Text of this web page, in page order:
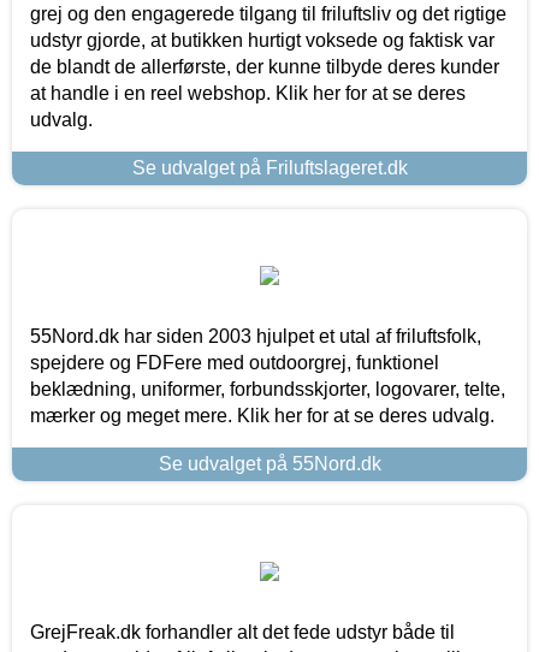
grej og den engagerede tilgang til friluftsliv og det rigtige
udstyr gjorde, at butikken hurtigt voksede og faktisk var
de blandt de allerførste, der kunne tilbyde deres kunder
at handle i en reel webshop. Klik her for at se deres
udvalg.
Se udvalget på Friluftslageret.dk
55Nord.dk har siden 2003 hjulpet et utal af friluftsfolk,
spejdere og FDFere med outdoorgrej, funktionel
beklædning, uniformer, forbundsskjorter, logovarer, telte,
mærker og meget mere. Klik her for at se deres udvalg.
Se udvalget på 55Nord.dk
GrejFreak.dk forhandler alt det fede udstyr både til